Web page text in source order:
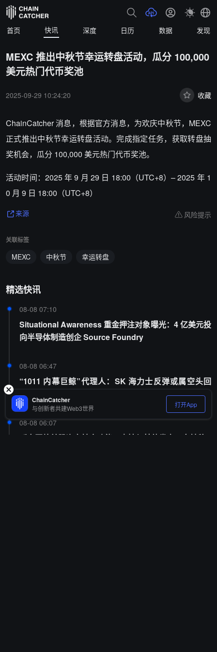
首页 快讯 深度 日历 数据 发现
MEXC 推出中秋节幸运转盘活动，瓜分 100,000
美元热门代币奖池
2025-09-29 10:24:20 收藏
ChainCatcher 消息，根据官方消息，为欢庆中秋节，MEXC
正式推出中秋节幸运转盘活动。完成指定任务，获取转盘抽
奖机会，瓜分 100,000 美元热门代币奖池。
活动时间：2025 年 9 月 29 日 18:00（UTC+8）– 2025 年 1
0 月 9 日 18:00（UTC+8）
来源 风险提示
关联标签
MEXC 中秋节 幸运转盘
精选快讯
08-08 07:10
Situational Awareness 重金押注对象曝光：4 亿美元投
向半导体制造创企 Source Foundry
08-08 06:47
“1011 内幕巨鲸”代理人：SK 海力士反弹或属空头回
补，AI 存储周期进入回报验证阶段
08-08 06:07
币安开放美股资产转仓功能，支持与其他券商双向转移
ChainCatcher
与创新者共建Web3世界 打开App